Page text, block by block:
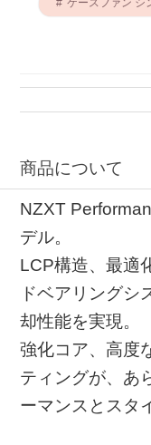
商品について
NZXT
デル。
LCP構造、最適
ドベアリングシ
却性能を実現。
強化コア、高度
ティングが、あ
ーマンスとスタ